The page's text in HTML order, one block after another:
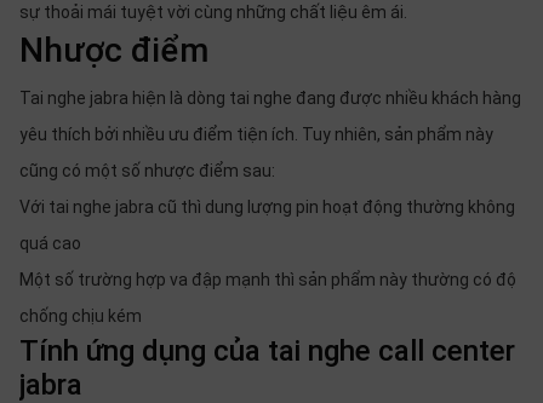
sự thoải mái tuyệt vời cùng những chất liệu êm ái.
Nhược điểm
Tai nghe jabra hiện là dòng tai nghe đang được nhiều khách hàng
yêu thích bởi nhiều ưu điểm tiện ích. Tuy nhiên, sản phẩm này
cũng có một số nhược điểm sau:
Với tai nghe jabra cũ thì dung lượng pin hoạt động thường không
quá cao
Một số trường hợp va đập mạnh thì sản phẩm này thường có độ
chống chịu kém
Tính ứng dụng của tai nghe call center
jabra